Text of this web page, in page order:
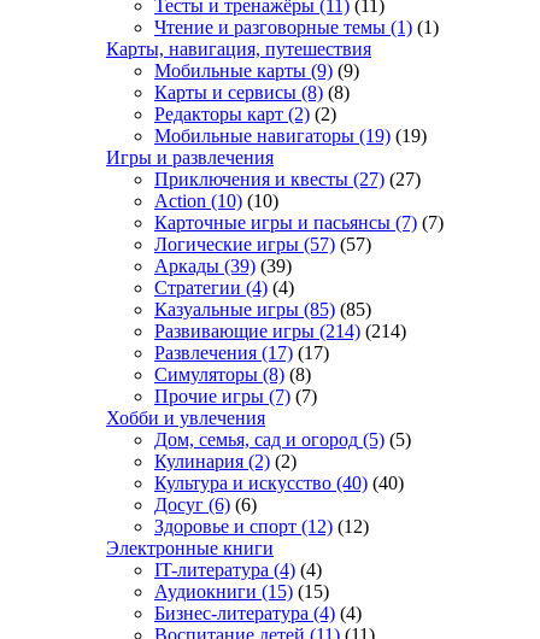
Тесты и тренажёры (11) (11)
Чтение и разговорные темы (1) (1)
Карты, навигация, путешествия
Мобильные карты (9) (9)
Карты и сервисы (8) (8)
Редакторы карт (2) (2)
Мобильные навигаторы (19) (19)
Игры и развлечения
Приключения и квесты (27) (27)
Action (10) (10)
Карточные игры и пасьянсы (7) (7)
Логические игры (57) (57)
Аркады (39) (39)
Стратегии (4) (4)
Казуальные игры (85) (85)
Развивающие игры (214) (214)
Развлечения (17) (17)
Симуляторы (8) (8)
Прочие игры (7) (7)
Хобби и увлечения
Дом, семья, сад и огород (5) (5)
Кулинария (2) (2)
Культура и искусство (40) (40)
Досуг (6) (6)
Здоровье и спорт (12) (12)
Электронные книги
IT-литература (4) (4)
Аудиокниги (15) (15)
Бизнес-литература (4) (4)
Воспитание детей (11) (11)